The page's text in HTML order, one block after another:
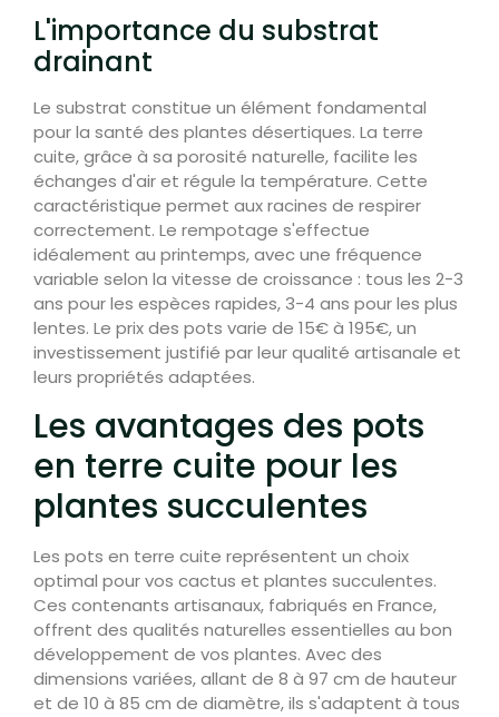
L'importance du substrat
drainant
Le substrat constitue un élément fondamental
pour la santé des plantes désertiques. La terre
cuite, grâce à sa porosité naturelle, facilite les
échanges d'air et régule la température. Cette
caractéristique permet aux racines de respirer
correctement. Le rempotage s'effectue
idéalement au printemps, avec une fréquence
variable selon la vitesse de croissance : tous les 2-3
ans pour les espèces rapides, 3-4 ans pour les plus
lentes. Le prix des pots varie de 15€ à 195€, un
investissement justifié par leur qualité artisanale et
leurs propriétés adaptées.
Les avantages des pots
en terre cuite pour les
plantes succulentes
Les pots en terre cuite représentent un choix
optimal pour vos cactus et plantes succulentes.
Ces contenants artisanaux, fabriqués en France,
offrent des qualités naturelles essentielles au bon
développement de vos plantes. Avec des
dimensions variées, allant de 8 à 97 cm de hauteur
et de 10 à 85 cm de diamètre, ils s'adaptent à tous